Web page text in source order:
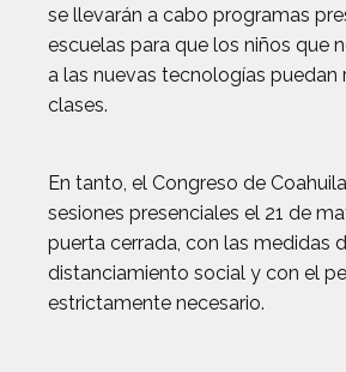
se llevarán a cabo programas
escuelas para que los niños que
a las nuevas tecnologías puedan
clases.
En tanto, el Congreso de
sesiones presenciales el 21 de
puerta cerrada, con las medidas
distanciamiento social y con el
estrictamente necesario.